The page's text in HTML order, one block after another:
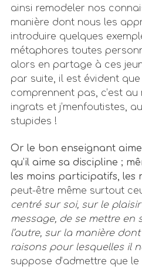
ainsi remodeler nos
manière dont nous les
introduire quelques
métaphores toutes
alors en partage à ces
par suite, il est évident que
comprennent pas, c’est au
ingrats et j’menfoutistes,
stupides !
Or le bon enseignant
qu’il aime sa discipline ;
les moins participatifs, les
peut-être même surtout
centré sur soi, sur le
message, de se mettre en
l’autre, sur la manière
raisons pour lesquelles il
suppose d’admettre que